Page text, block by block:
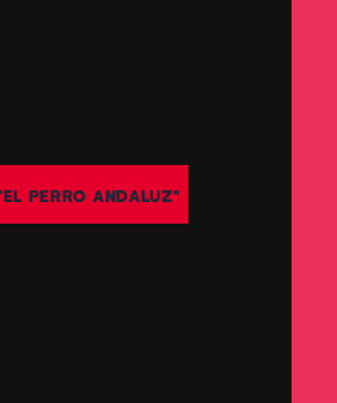
PERRO ANDALUZ"